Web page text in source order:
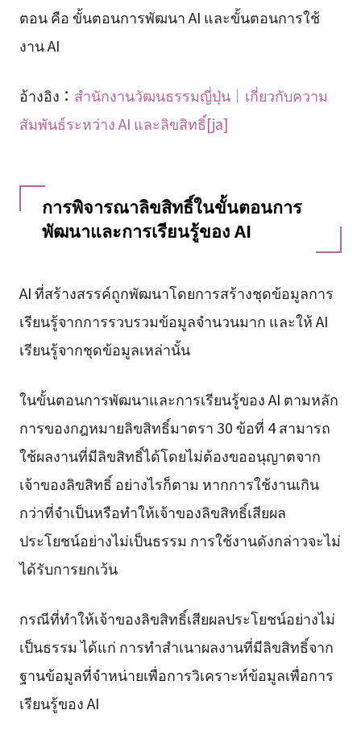
ตอน คือ ขั้นตอนการพัฒนา AI และขั้นตอนการใช้
งาน AI
อ้างอิง： สำนักงานวัฒนธรรมญี่ปุ่น｜เกี่ยวกับความ
สัมพันธ์ระหว่าง AI และลิขสิทธิ์[ja]
การพิจารณาลิขสิทธิ์ในขั้นตอนการ
พัฒนาและการเรียนรู้ของ AI
AI ที่สร้างสรรค์ถูกพัฒนาโดยการสร้างชุดข้อมูลการ
เรียนรู้จากการรวบรวมข้อมูลจำนวนมาก และให้ AI
เรียนรู้จากชุดข้อมูลเหล่านั้น
ในขั้นตอนการพัฒนาและการเรียนรู้ของ AI ตามหลัก
การของกฎหมายลิขสิทธิ์มาตรา 30 ข้อที่ 4 สามารถ
ใช้ผลงานที่มีลิขสิทธิ์ได้โดยไม่ต้องขออนุญาตจาก
เจ้าของลิขสิทธิ์ อย่างไรก็ตาม หากการใช้งานเกิน
กว่าที่จำเป็นหรือทำให้เจ้าของลิขสิทธิ์เสียผล
ประโยชน์อย่างไม่เป็นธรรม การใช้งานดังกล่าวจะไม่
ได้รับการยกเว้น
กรณีที่ทำให้เจ้าของลิขสิทธิ์เสียผลประโยชน์อย่างไม่
เป็นธรรม ได้แก่ การทำสำเนาผลงานที่มีลิขสิทธิ์จาก
ฐานข้อมูลที่จำหน่ายเพื่อการวิเคราะห์ข้อมูลเพื่อการ
เรียนรู้ของ AI